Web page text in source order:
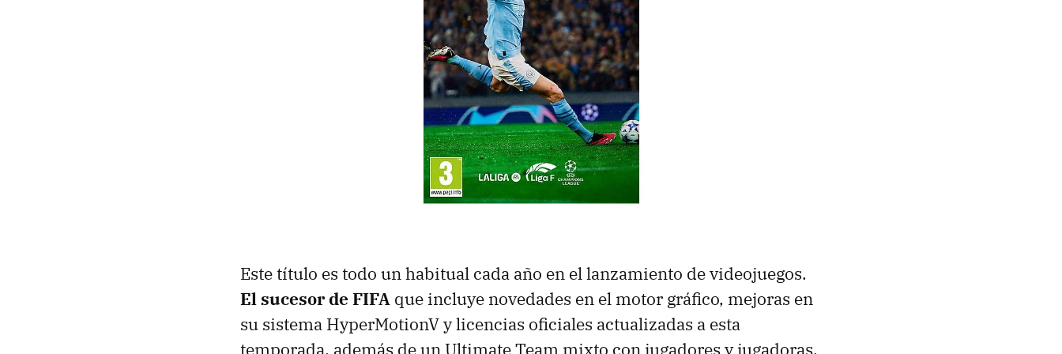
Este título es todo un habitual cada año en el lanzamiento de videojuegos.
El sucesor de FIFA que incluye novedades en el motor gráfico, mejoras en
su sistema HyperMotionV y licencias oficiales actualizadas a esta
temporada, además de un Ultimate Team mixto con jugadores y jugadoras.